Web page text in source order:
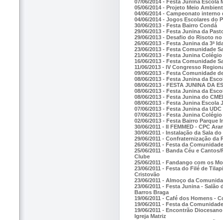
07/06/2014 - Festa Junina
05/06/2014 - Projeto Meio
04/06/2014 - Campeonato
04/06/2014 - Jogos Escolares do
30/06/2013 - Festa Bairro Condá
29/06/2013 - Festa Junina da
29/06/2013 - Desafio do Risoto
26/06/2013 - Festa Junina da 3ª
23/06/2013 - Festa Comunidade
21/06/2013 - Festa Junina
16/06/2013 - Festa Comunidade
11/06/2013 - IV Congresso
09/06/2013 - Festa Comunidade
08/06/2013 - Festa Junina da
08/06/2013 - FESTA JUNINA DA
08/06/2013 - Festa Junina da
08/06/2013 - Festa Junina do
08/06/2013 - Festa Junina Escola
07/06/2013 - Festa Junina da
07/06/2013 - Festa Junina
02/06/2013 - Festa Bairro Parque
30/06/2011 - II FEMMED - CPC
30/06/2011 - Instalação da Sala
29/06/2011 - Confraternização da
26/06/2011 - Festa da
25/06/2011 - Banda Céu e
Clube
25/06/2011 - Fandango com os
23/06/2011 - Festa do Filé de
Cristovão
23/06/2011 - Almoço da
23/06/2011 - Festa Junina -
Barros Braga
19/06/2011 - Café dos Homens -
19/06/2011 - Festa da
19/06/2011 - Encontrão
Igreja Matriz